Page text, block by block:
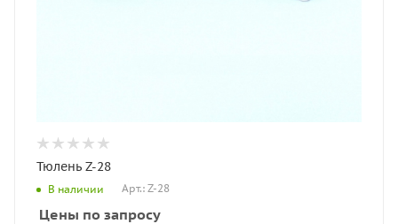
Тюлень Z-28
В наличии Арт.: Z-28
Цены по запросу